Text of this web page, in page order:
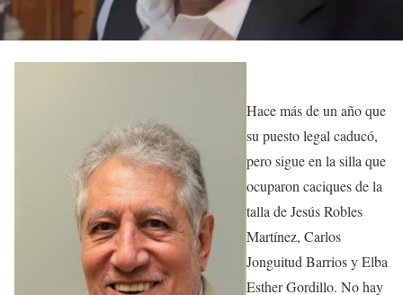
Hace más de un año que
su puesto legal caducó,
pero sigue en la silla que
ocuparon caciques de la
talla de Jesús Robles
Martínez, Carlos
Jonguitud Barrios y Elba
Esther Gordillo. No hay